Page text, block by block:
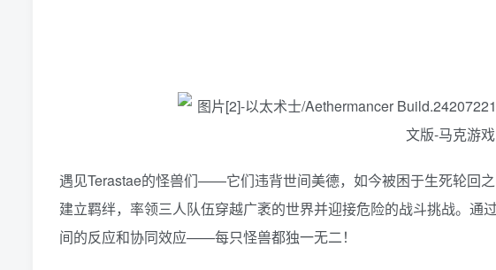
遇见Terastae的怪兽们——它们违背世间美德，如今被困于生死轮回
建立羁绊，率领三人队伍穿越广袤的世界并迎接危险的战斗挑战。通
间的反应和协同效应——每只怪兽都独一无二！